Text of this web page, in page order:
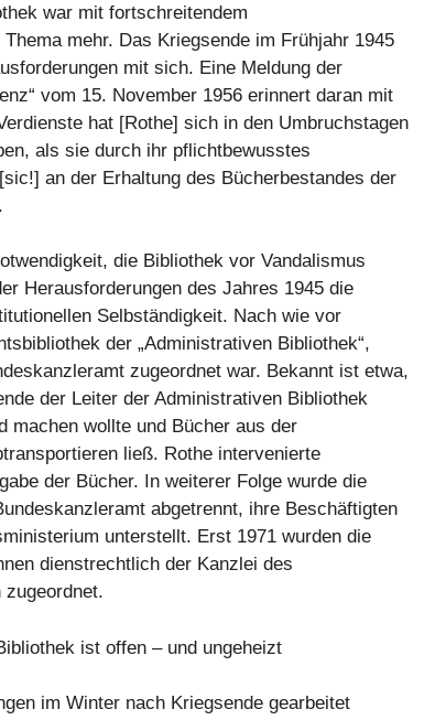
war mit fortschreitendem
mehr. Das Kriegsende im Frühjahr 1945
mit sich. Eine Meldung der
vom 15. November 1956 erinnert daran mit
hat [Rothe] sich in den Umbruchstagen
als sie durch ihr pflichtbewusstes
an der Erhaltung des Bücherbestandes der
die Bibliothek vor Vandalismus
Herausforderungen des Jahres 1945 die
Selbständigkeit. Nach wie vor
der „Administrativen Bibliothek“,
zugeordnet war. Bekannt ist etwa,
der Leiter der Administrativen Bibliothek
machen wollte und Bücher aus der
ließ. Rothe intervenierte
der Bücher. In weiterer Folge wurde die
abgetrennt, ihre Beschäftigten
unterstellt. Erst 1971 wurden die
dienstrechtlich der Kanzlei des
zugeordnet.
ist offen – und ungeheizt
im Winter nach Kriegsende gearbeitet